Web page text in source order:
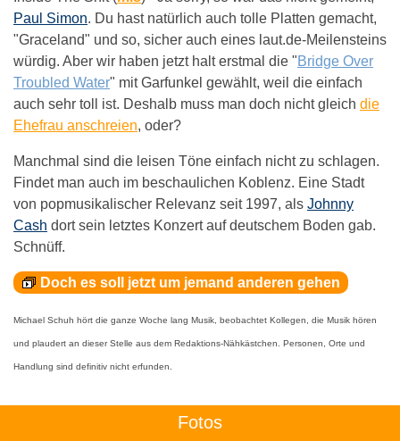
Paul Simon. Du hast natürlich auch tolle Platten gemacht,
"Graceland" und so, sicher auch eines laut.de-Meilensteins
würdig. Aber wir haben jetzt halt erstmal die "Bridge Over
Troubled Water" mit Garfunkel gewählt, weil die einfach
auch sehr toll ist. Deshalb muss man doch nicht gleich die
Ehefrau anschreien, oder?
Manchmal sind die leisen Töne einfach nicht zu schlagen.
Findet man auch im beschaulichen Koblenz. Eine Stadt
von popmusikalischer Relevanz seit 1997, als Johnny
Cash dort sein letztes Konzert auf deutschem Boden gab.
Schnüff.
Doch es soll jetzt um jemand anderen gehen
Michael Schuh hört die ganze Woche lang Musik, beobachtet Kollegen, die Musik hören
und plaudert an dieser Stelle aus dem Redaktions-Nähkästchen. Personen, Orte und
Handlung sind definitiv nicht erfunden.
Fotos